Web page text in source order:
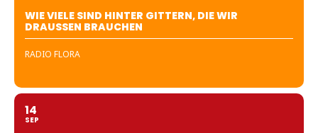
WIE VIELE SIND HINTER GITTERN, DIE WIR
DRAUSSEN BRAUCHEN
RADIO FLORA
14
SEP